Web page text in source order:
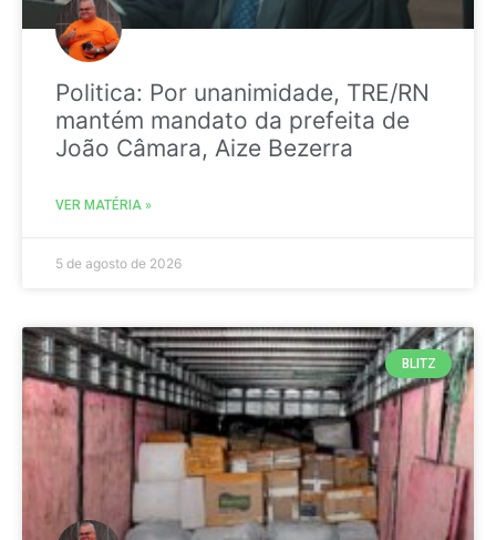
Politica: Por unanimidade, TRE/RN
mantém mandato da prefeita de
João Câmara, Aize Bezerra
VER MATÉRIA »
5 de agosto de 2026
BLITZ